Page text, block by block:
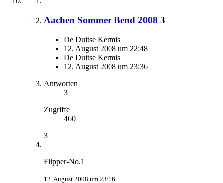
Aachen Sommer Bend 2008 3
De Duitse Kermis
12. August 2008 um 22:48
De Duitse Kermis
12. August 2008 um 23:36
Antworten
3
Zugriffe
460
3
Flipper-No.1
12. August 2008 um 23:36